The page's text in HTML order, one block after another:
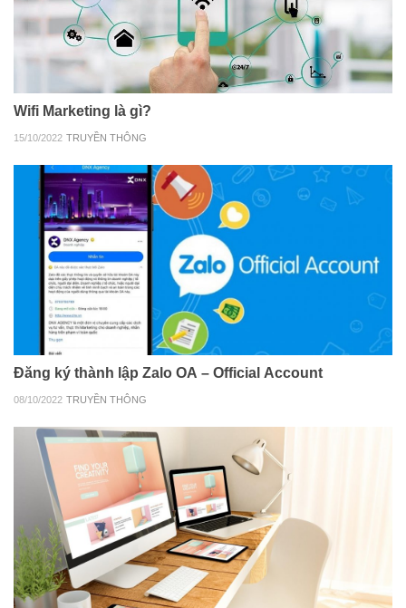
Wifi Marketing là gì?
15/10/2022 TRUYỀN THÔNG
Đăng ký thành lập Zalo OA – Official Account
08/10/2022 TRUYỀN THÔNG